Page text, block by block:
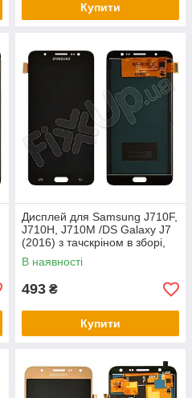
Купити
Дисплей для Samsung J710F,
J710H, J710M /DS Galaxy J7
(2016) з тачскріном в зборі,
колір чорний, TFT з
В наявності
493 ₴
Купити